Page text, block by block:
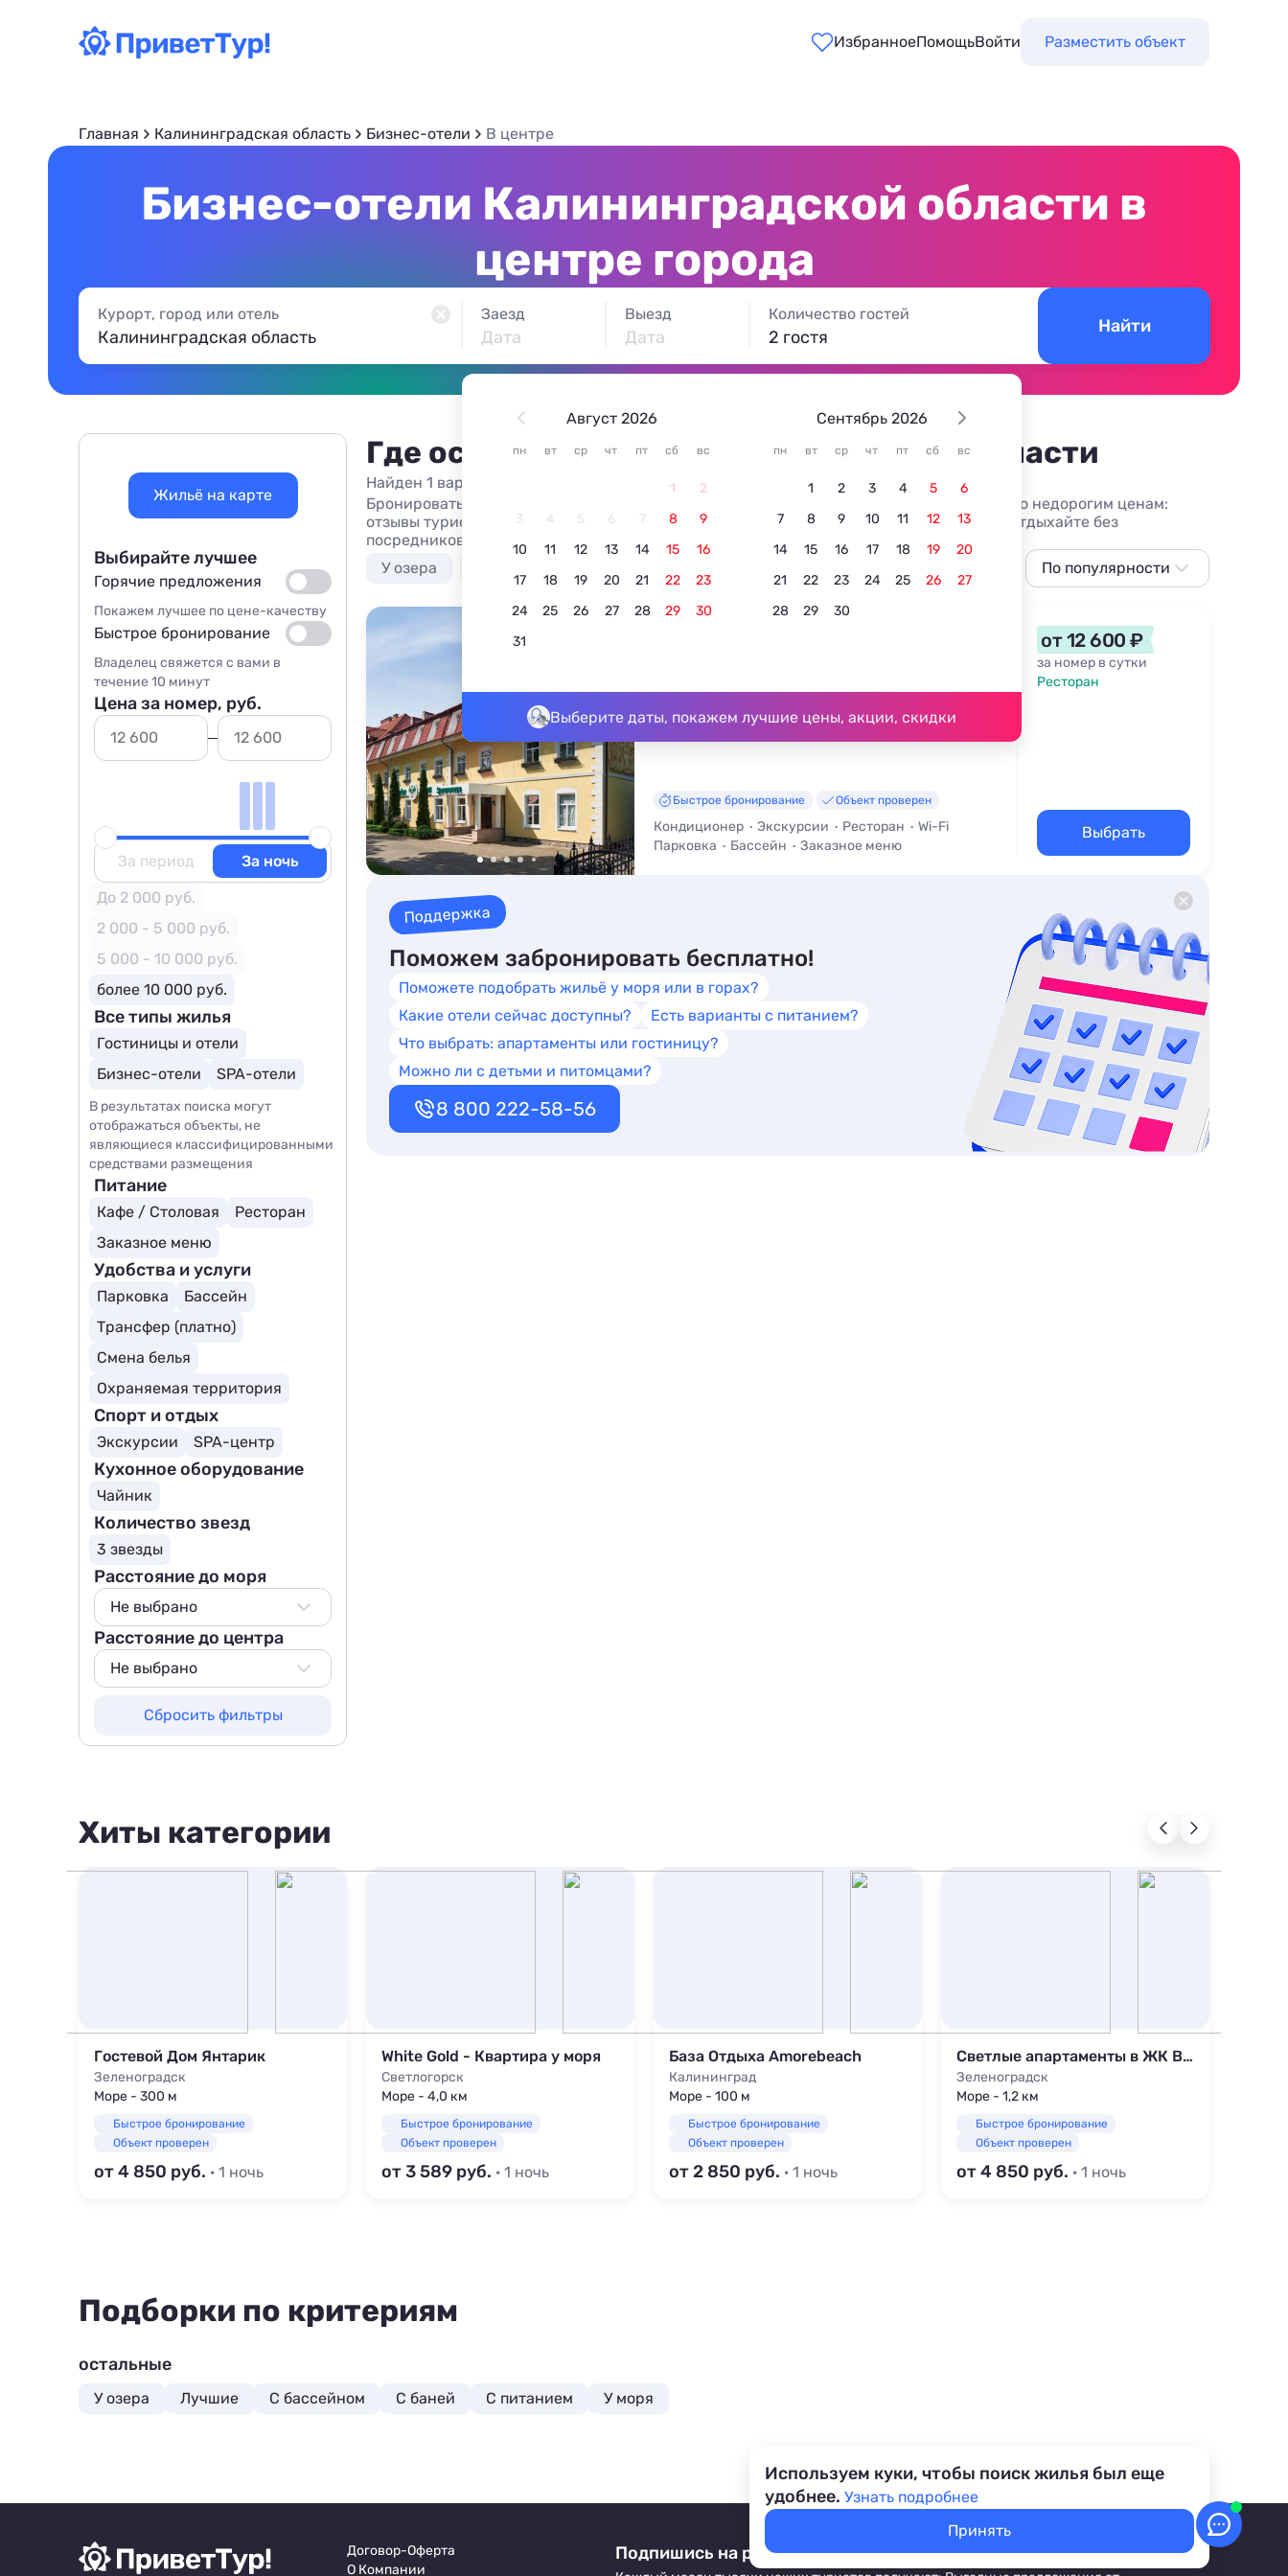
ИзбранноеПомощьВойти Разместить объект
Главная Калининградская область Бизнес-отели В центре
Бизнес-отели Калининградской области в
центре города
Курорт, город или отель Заезд
Дата
Выезд
Дата
Август 2026
пн вт ср чт пт сб вс
1
2
3
4 5 6 7 8
9
10
11 12 13 14 15
16
17
18 19 20 21 22
23
24
25 26 27 28 29
30
31
Сентябрь 2026
пн вт ср чт пт сб вс
1 2 3 4 5
6
7
8 9 10 11 12
13
14
15 16 17 18 19
20
21
22 23 24 25 26
27
28
29 30
Выберите даты, покажем лучшие цены, акции, скидки
Количество гостей
2 гостя
Найти
Где остановиться в Калининградской области
Найден 1 вариант жилья из 1
Бронировать Бизнес-отели в центре курортов Калининградской области для отдыха по недорогим ценам:
отзывы туристов и фото. Бизнес-отели в центре городов Калининградской области - отдыхайте без
посредников.
У озера
По популярности
Сначала дешевле
Сначала дороже
Ближе к морю
Янтарный, ул. Советская, д. 72
До моря - 300 м • До центра - 136 м
Быстрое бронирование Объект проверен
Кондиционер Экскурсии Ресторан
Wi-Fi
Парковка
Бассейн Заказное меню
от 12 600 ₽
за номер в сутки
Ресторан
Выбрать
Поддержка
Поможем забронировать бесплатно!
Поможете подобрать жильё у моря или в горах?
Какие отели сейчас доступны?
Есть варианты с питанием?
Что выбрать: апартаменты или гостиницу?
Можно ли с детьми и питомцами?
8 800 222-58-56
Жильё на карте
Выбирайте лучшее
Горячие предложения
Покажем лучшее по цене-качеству
Быстрое бронирование
Владелец свяжется с вами в
течение 10 минут
Цена за номер, руб.
За период
За ночь
До 2 000 руб.
2 000 - 5 000 руб.
5 000 - 10 000 руб.
более 10 000 руб.
Все типы жилья
Гостиницы и отели
Бизнес-отели
SPA-отели
В результатах поиска могут
отображаться объекты, не
являющиеся классифицированными
средствами размещения
Питание
Кафе / Столовая
Ресторан
Заказное меню
Удобства и услуги
Парковка
Бассейн
Трансфер (платно)
Смена белья
Охраняемая территория
Спорт и отдых
Экскурсии SPA-центр
Кухонное оборудование
Чайник
Количество звезд
3 звезды
Расстояние до моря
Не выбрано
Не выбрано
500 м
1000 м
1500 м
Расстояние до центра
Не выбрано
1500 м
Сбросить фильтры
Хиты категории
Гостевой Дом Янтарик
Зеленоградск
Море - 300 м
Быстрое бронирование
Объект проверен
от 4 850 · 1 ночь
White Gold - Квартира у моря
Светлогорск
Море - 4,0 км
Быстрое бронирование
Объект проверен
от 3 589 · 1 ночь
База Отдыха Amorebeach
Калининград
Море - 100 м
Быстрое бронирование
Объект проверен
от 2 850 · 1 ночь
Светлые апартаменты в ЖК Венецианский квартал у прудов
Зеленоградск
Море - 1,2 км
Быстрое бронирование
Объект проверен
от 4 850 · 1 ночь
Подборки по критериям
остальные
У озера Лучшие С бассейном С баней С питанием У моря
Договор-Оферта
О Компании
Подпишись на рассылку от ПриветТур!
Используем куки, чтобы поиск жилья был еще
удобнее. Узнать подробнее
Принять